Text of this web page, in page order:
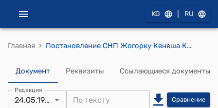
KG RU
Главная › Постановление СНП Жогорку Кенеша КР от 24 мая 1995 года П №46-1 "О повестке дня третьего этапа первой сессии Собрания народных представителей Жогорку Кенеша Кыргызской Республики"
Документ Реквизиты Ссылающиеся документы
Редакция
24.05.1995 Сравнение